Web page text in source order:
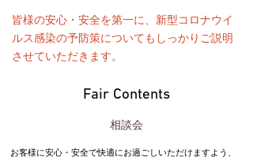
皆様の安心・安全を第一に、新型コロナウイ
ルス感染の予防策についてもしっかりご説明
させていただきます。
Fair Contents
相談会
お客様に安心・安全で快適にお過ごしいただけますよう、